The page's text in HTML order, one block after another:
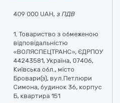
409 000 UAH, з ПДВ
1. Товариство з обмеженою
відповідальністю
«ВОЛЯСПЕЦТРАНС», ЄДРПОУ
44243581, Україна, 07406,
Київська обл., місто
Бровари(з), вул.Петлюри
Симона, будинок 36, корпус
Б, квартира 151